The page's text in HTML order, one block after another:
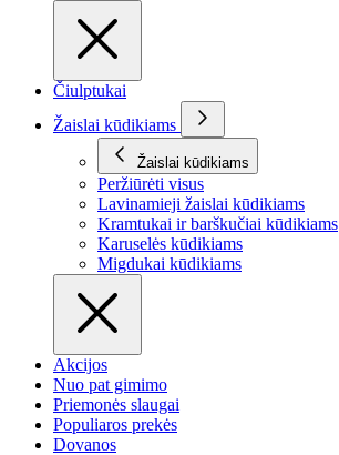
Čiulptukai
Žaislai kūdikiams
Žaislai kūdikiams
Peržiūrėti visus
Lavinamieji žaislai kūdikiams
Kramtukai ir barškučiai kūdikiams
Karuselės kūdikiams
Migdukai kūdikiams
Akcijos
Nuo pat gimimo
Priemonės slaugai
Populiaros prekės
Dovanos